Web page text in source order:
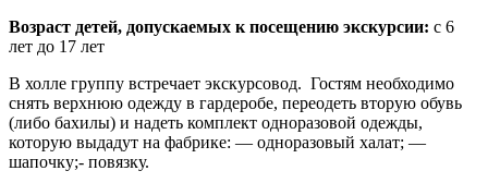
Возраст детей, допускаемых к посещению экскурсии: с 6
лет до 17 лет
В холле группу встречает экскурсовод. Гостям необходимо
снять верхнюю одежду в гардеробе, переодеть вторую обувь
(либо бахилы) и надеть комплект одноразовой одежды,
которую выдадут на фабрике: — одноразовый халат; —
шапочку;- повязку.